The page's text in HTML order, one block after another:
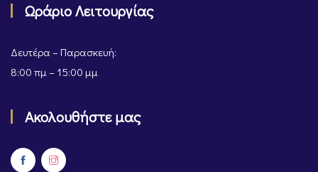
Ωράριο Λειτουργίας
Δευτέρα – Παρασκευή:
8:00 πμ – 15:00 μμ
Ακολουθήστε μας